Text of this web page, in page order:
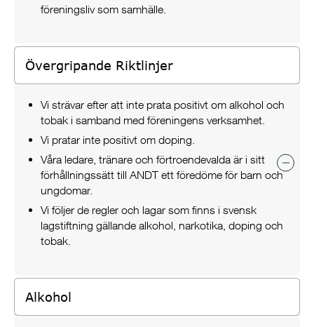
föreningsliv som samhälle.
Övergripande Riktlinjer
Vi strävar efter att inte prata positivt om alkohol och
tobak i samband med föreningens verksamhet.
Vi pratar inte positivt om doping.
Våra ledare, tränare och förtroendevalda är i sitt
förhållningssätt till ANDT ett föredöme för barn och
ungdomar.
Vi följer de regler och lagar som finns i svensk
lagstiftning gällande alkohol, narkotika, doping och
tobak.
Alkohol